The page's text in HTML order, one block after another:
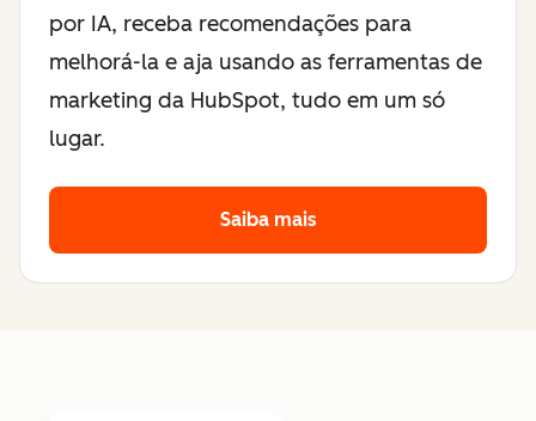
por IA, receba recomendações para
melhorá-la e aja usando as ferramentas de
marketing da HubSpot, tudo em um só
lugar.
Saiba mais